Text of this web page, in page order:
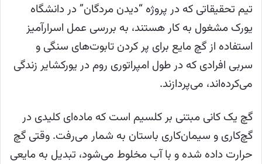
تیم تحقیقاتی که در پروژه “دیدن مردگان” در دانشگاه
یورک مشغول به کار هستند، به بررسی عمل اسرارآمیز
استفاده از گچ مایع برای پر کردن تابوت‌های سنگی و
سربی افرادی که در طول امپراتوری روم در یورکشایر زندگی
می‌کرده‌اند، می‌پردازند.
گچ یک کانی مبتنی بر کلسیم است که ماده‌ای کلیدی در
گچ‌کاری و سیمان‌کاری باستان به شمار می‌رفت. وقتی گچ
حرارت داده شده و با آب مخلوط می‌شود، تبدیل به مایعی